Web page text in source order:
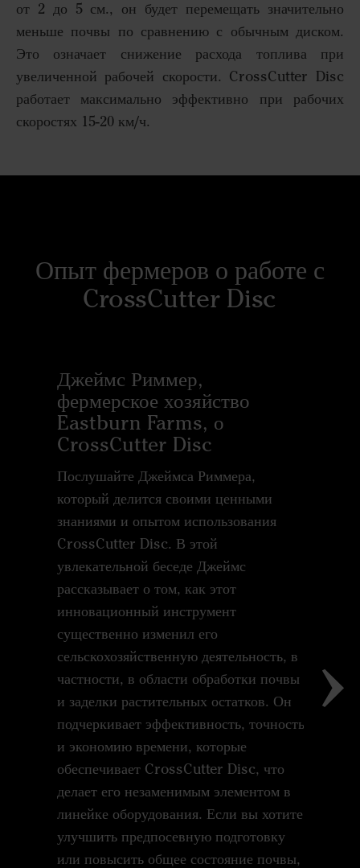
от 2 до 5 см., он будет перемещать значительно
меньше почвы по сравнению с обычным диском.
Это означает снижение расхода топлива при
увеличенной рабочей скорости. CrossCutter Disc
работает максимально эффективно при рабочих
скоростях 15-20 км/ч.
Опыт фермеров о работе с
CrossCutter Disc
Джеймс Риммер,
фермерское хозяйство
Eastburn Farms, о
CrossCutter Disc
Послушайте Джеймса Риммера,
который делится своими ценными
знаниями и опытом использования
CrossCutter Disc. В этой
увлекательной беседе Джеймс
рассказывает о том, как этот
инновационный инструмент
существенно изменил его
сельскохозяйственную деятельность, в
частности, в области обработки почвы
и заделки растительных остатков. Он
подчеркивает эффективность, точность
и экономию времени, которые
обеспечивает CrossCutter Disc, что
делает его незаменимым элементом в
линейке оборудования. Если вы хотите
улучшить предпосевную подготовку
или повысить общее состояние почвы,